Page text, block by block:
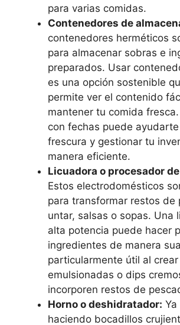
para varias comidas.
Contenedores de
contenedores herméticos
para almacenar sobras e
preparados. Usar
es una opción sostenible
permite ver el contenido
mantener tu comida
con fechas puede
frescura y gestionar tu
manera eficiente.
Licuadora o procesador
Estos electrodomésticos
para transformar restos de
untar, salsas o sopas. Una
alta potencia puede hacer
ingredientes de manera
particularmente útil al crear
emulsionadas o dips
incorporen restos de
Horno o deshidratador:
haciendo bocadillos